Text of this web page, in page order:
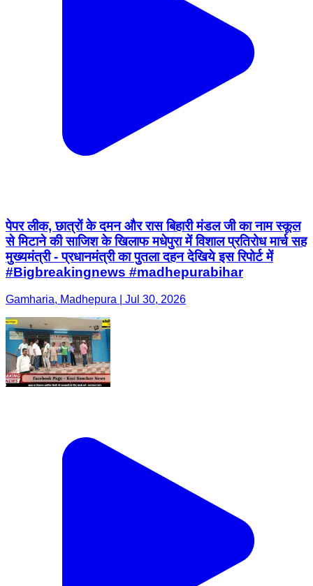
पेपर लीक, छात्रों के दमन और रास बिहारी मंडल जी का नाम स्कूल
से मिटाने की साजिश के खिलाफ मधेपुरा में विशाल प्रतिरोध मार्च सह
मुख्यमंत्री - प्रधानमंत्री का पुतला दहन देखिये इस रिपोर्ट में
#Bigbreakingnews #madhepurabihar
Gamharia, Madhepura | Jul 30, 2026